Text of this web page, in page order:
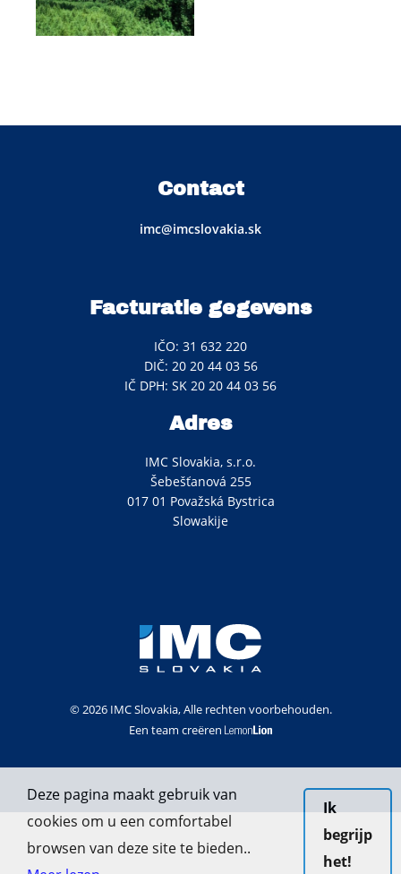
© 2026 IMC Slovakia, Alle rechten voorbehouden.
Een team creëren
Contact
imc@imcslovakia.sk
Facturatie gegevens
IČO: 31 632 220
DIČ: 20 20 44 03 56
IČ DPH: SK 20 20 44 03 56
Adres
IMC Slovakia, s.r.o.
Šebešťanová 255
017 01 Považská Bystrica
Slowakije
Deze pagina maakt gebruik van
cookies om u een comfortabel
browsen van deze site te bieden..
Ik
begrijp
het!